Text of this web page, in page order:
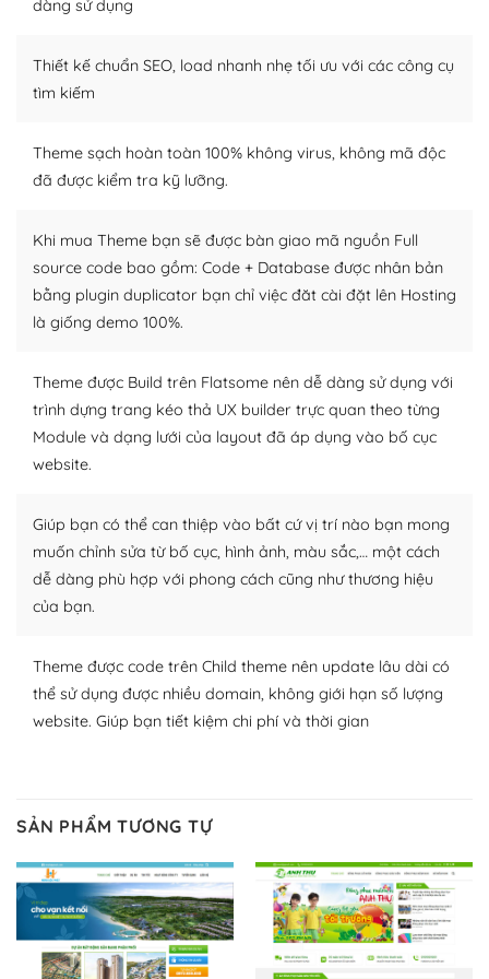
WordPress là nơi lưu trữ cho một diễn đàn cộng đồng
người cuồng tín WordPress.
Nếu bạn gặp khó khăn, bạn có thể lên mạng và tìm
lời, giải đáp vấn đề của bạn.
Cộng đồng sử dụng WordPress sẵn sàng hỗ trợ bạn
– Đa dạng plugin và themes
Plugin mở rộng là thành phần cài đặt thêm vào
WordPress để tăng thêm các tính năng cần thiết. Có
nhiều plugin trả phí hoặc miễn phí.
Nhờ lượng người dùng đông đảo, thư viện themes và
thích chọn lựa plugin và themes phù hợp cho mục đích
lập website của mình.
WordPress đa dạng plugin và themes
Với mọi Hosting bất kỳ thì WordPress đều có thể dễ
dàng thiết lập vì thực tế nó đã cung cấp khoảng 60%
trang web WordPress của bạn.
Dễ dàng lựa chọn Hosting cho website WordPress
– Bảo mật cực tốt
Vì WordPress hiện là nền tảng xây dựng trang web và
dàng sử dụng
Thiết kế chuẩn SEO, load nhanh nhẹ tối ưu với các công cụ
tìm kiếm
Theme sạch hoàn toàn 100% không virus, không mã độc
đã được kiểm tra kỹ lưỡng.
Khi mua Theme bạn sẽ được bàn giao mã nguồn Full
source code bao gồm: Code + Database được nhân bản
bằng plugin duplicator bạn chỉ việc đăt cài đặt lên Hosting
là giống demo 100%.
Theme được Build trên Flatsome nên dễ dàng sử dụng với
trình dựng trang kéo thả UX builder trực quan theo từng
Module và dạng lưới của layout đã áp dụng vào bố cục
website.
Giúp bạn có thể can thiệp vào bất cứ vị trí nào bạn mong
muốn chỉnh sửa từ bố cục, hình ảnh, màu sắc,… một cách
dễ dàng phù hợp với phong cách cũng như thương hiệu
của bạn.
Theme được code trên Child theme nên update lâu dài có
thể sử dụng được nhiều domain, không giới hạn số lượng
website. Giúp bạn tiết kiệm chi phí và thời gian
SẢN PHẨM TƯƠNG TỰ